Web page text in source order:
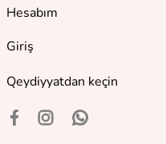
Hesabım
Giriş
Qeydiyyatdan keçin